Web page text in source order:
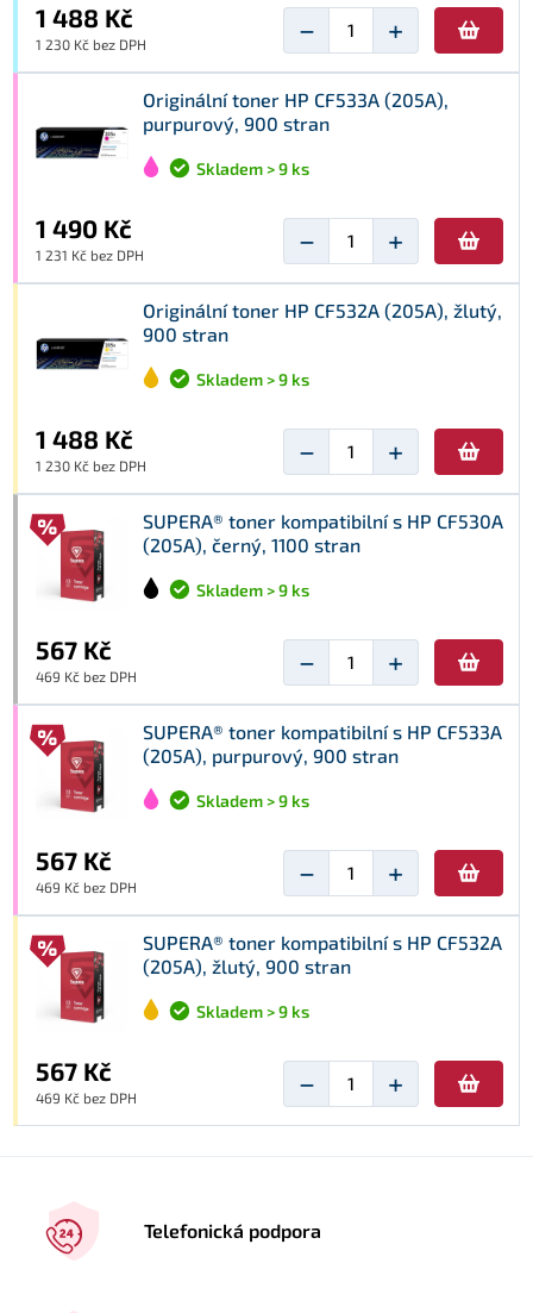
1 488 Kč
1 230 Kč bez DPH − +
Originální toner HP CF533A (205A),
purpurový, 900 stran
Skladem > 9 ks
1 490 Kč
1 231 Kč bez DPH − +
Originální toner HP CF532A (205A), žlutý,
900 stran
Skladem > 9 ks
1 488 Kč
1 230 Kč bez DPH − +
SUPERA® toner kompatibilní s HP CF530A
(205A), černý, 1100 stran
Skladem > 9 ks
567 Kč
469 Kč bez DPH − +
SUPERA® toner kompatibilní s HP CF533A
(205A), purpurový, 900 stran
Skladem > 9 ks
567 Kč
469 Kč bez DPH − +
SUPERA® toner kompatibilní s HP CF532A
(205A), žlutý, 900 stran
Skladem > 9 ks
567 Kč
469 Kč bez DPH − +
Telefonická podpora